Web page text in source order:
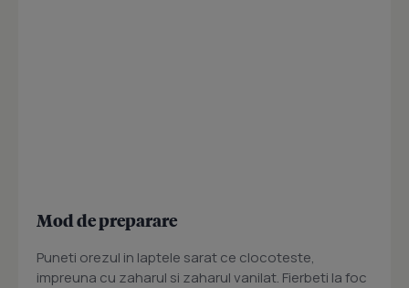
Mod de preparare
Puneti orezul in laptele sarat ce clocoteste,
impreuna cu zaharul si zaharul vanilat. Fierbeti la foc